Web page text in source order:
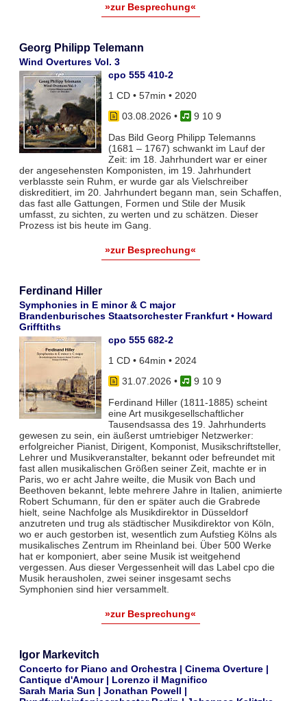
»zur Besprechung«
Georg Philipp Telemann
Wind Overtures Vol. 3
cpo 555 410-2
1 CD • 57min • 2020
03.08.2026 •
9 10 9
Das Bild Georg Philipp Telemanns
(1681 – 1767) schwankt im Lauf der
Zeit: im 18. Jahrhundert war er einer
der angesehensten Komponisten, im 19. Jahrhundert
verblasste sein Ruhm, er wurde gar als Vielschreiber
diskreditiert, im 20. Jahrhundert begann man, sein Schaffen,
das fast alle Gattungen, Formen und Stile der Musik
umfasst, zu sichten, zu werten und zu schätzen. Dieser
Prozess ist bis heute im Gang.
»zur Besprechung«
Ferdinand Hiller
Symphonies in E minor & C major
Brandenburisches Staatsorchester Frankfurt • Howard
Grifftiths
cpo 555 682-2
1 CD • 64min • 2024
31.07.2026 •
9 10 9
Ferdinand Hiller (1811-1885) scheint
eine Art musikgesellschaftlicher
Tausendsassa des 19. Jahrhunderts
gewesen zu sein, ein äußerst umtriebiger Netzwerker:
erfolgreicher Pianist, Dirigent, Komponist, Musikschriftsteller,
Lehrer und Musikveranstalter, bekannt oder befreundet mit
fast allen musikalischen Größen seiner Zeit, machte er in
Paris, wo er acht Jahre weilte, die Musik von Bach und
Beethoven bekannt, lebte mehrere Jahre in Italien, animierte
Robert Schumann, für den er später auch die Grabrede
hielt, seine Nachfolge als Musikdirektor in Düsseldorf
anzutreten und trug als städtischer Musikdirektor von Köln,
wo er auch gestorben ist, wesentlich zum Aufstieg Kölns als
musikalisches Zentrum im Rheinland bei. Über 500 Werke
hat er komponiert, aber seine Musik ist weitgehend
vergessen. Aus dieser Vergessenheit will das Label cpo die
Musik herausholen, zwei seiner insgesamt sechs
Symphonien sind hier versammelt.
»zur Besprechung«
Igor Markevitch
Concerto for Piano and Orchestra | Cinema Overture |
Cantique d'Amour | Lorenzo il Magnifico
Sarah Maria Sun | Jonathan Powell |